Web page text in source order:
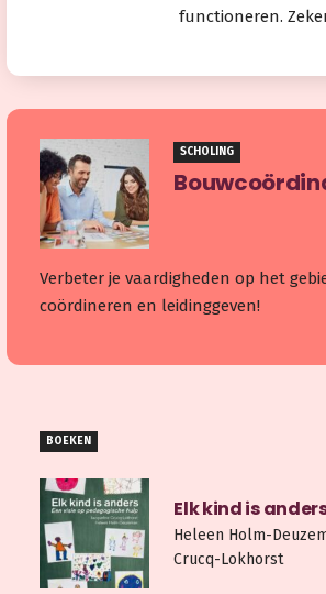
functioneren.
SCHOLING
Verbeter je vaardigheden op het
coördineren en leidinggeven!
BOEKEN
Elk kind is
Heleen Holm-
Crucq-Lokhorst